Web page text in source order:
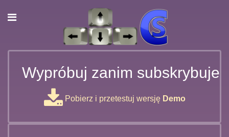
Wypróbuj zanim
Pobierz i przetestuj wersję Demo